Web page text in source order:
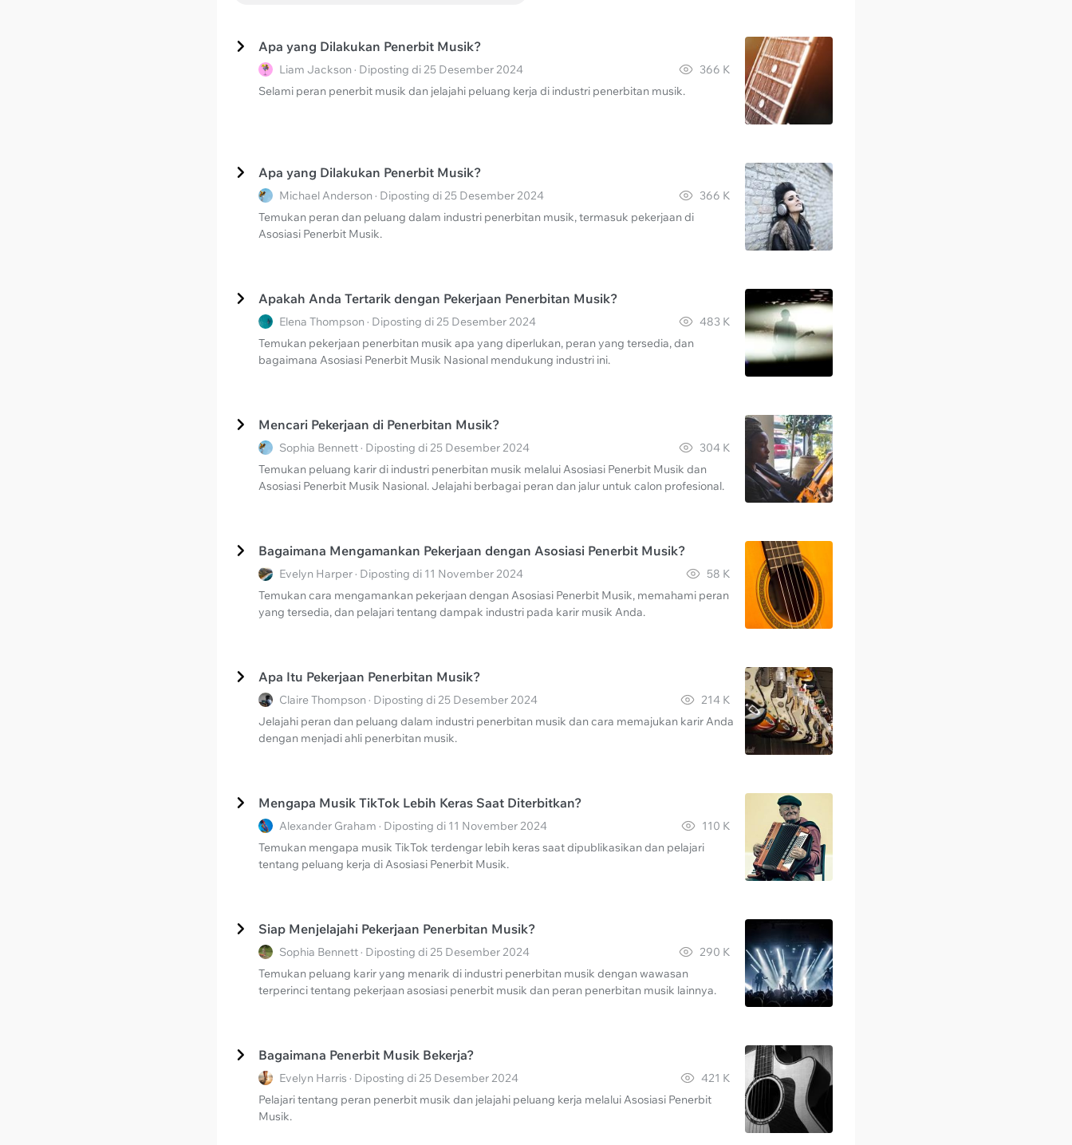
Apa yang Dilakukan Penerbit Musik?
Liam Jackson · Diposting di 25 Desember 2024
366 K
Selami peran penerbit musik dan jelajahi peluang kerja di industri penerbitan musik.
Apa yang Dilakukan Penerbit Musik?
Michael Anderson · Diposting di 25 Desember 2024
366 K
Temukan peran dan peluang dalam industri penerbitan musik, termasuk pekerjaan di
Asosiasi Penerbit Musik.
Apakah Anda Tertarik dengan Pekerjaan Penerbitan Musik?
Elena Thompson · Diposting di 25 Desember 2024
483 K
Temukan pekerjaan penerbitan musik apa yang diperlukan, peran yang tersedia, dan
bagaimana Asosiasi Penerbit Musik Nasional mendukung industri ini.
Mencari Pekerjaan di Penerbitan Musik?
Sophia Bennett · Diposting di 25 Desember 2024
304 K
Temukan peluang karir di industri penerbitan musik melalui Asosiasi Penerbit Musik dan
Asosiasi Penerbit Musik Nasional. Jelajahi berbagai peran dan jalur untuk calon profesional.
Bagaimana Mengamankan Pekerjaan dengan Asosiasi Penerbit Musik?
Evelyn Harper · Diposting di 11 November 2024
58 K
Temukan cara mengamankan pekerjaan dengan Asosiasi Penerbit Musik, memahami peran
yang tersedia, dan pelajari tentang dampak industri pada karir musik Anda.
Apa Itu Pekerjaan Penerbitan Musik?
Claire Thompson · Diposting di 25 Desember 2024
214 K
Jelajahi peran dan peluang dalam industri penerbitan musik dan cara memajukan karir Anda
dengan menjadi ahli penerbitan musik.
Mengapa Musik TikTok Lebih Keras Saat Diterbitkan?
Alexander Graham · Diposting di 11 November 2024
110 K
Temukan mengapa musik TikTok terdengar lebih keras saat dipublikasikan dan pelajari
tentang peluang kerja di Asosiasi Penerbit Musik.
Siap Menjelajahi Pekerjaan Penerbitan Musik?
Sophia Bennett · Diposting di 25 Desember 2024
290 K
Temukan peluang karir yang menarik di industri penerbitan musik dengan wawasan
terperinci tentang pekerjaan asosiasi penerbit musik dan peran penerbitan musik lainnya.
Bagaimana Penerbit Musik Bekerja?
Evelyn Harris · Diposting di 25 Desember 2024
421 K
Pelajari tentang peran penerbit musik dan jelajahi peluang kerja melalui Asosiasi Penerbit
Musik.